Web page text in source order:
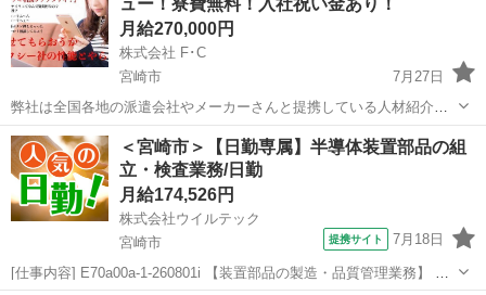
中心で...
ュー！寮費無料！入社祝い金あり！
月給270,000円
株式会社 F･C
宮崎市
7月27日
弊社は全国各地の派遣会社やメーカーさんと提携している人材紹介会
社です。 【宮崎県外で住み込み希望の方向けの求人です。】 ・寮に入
って1人暮らしがしたい！ ・今の職場より条件の良いところに移りた
い ・寮費を抑え...
宮崎 宮崎市 工場 無料
＜宮崎市＞【日勤専属】半導体装置部品の組
立・検査業務/日勤
月給174,526円
株式会社ウイルテック
宮崎市
提携サイト 7月18日
[仕事内容] E70a00a-1-260801i 【装置部品の製造・品質管理業務】 導